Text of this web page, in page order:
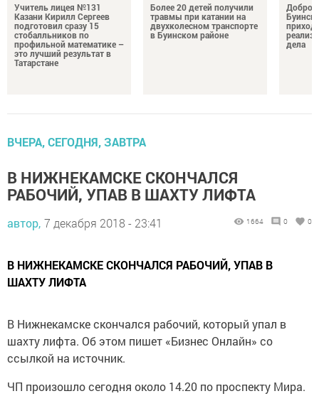
Учитель лицея №131
Казани Кирилл Сергеев
подготовил сразу 15
стобалльников по
профильной математике –
это лучший результат в
Татарстане
Более 20 детей получили
травмы при катании на
двухколесном транспорте
в Буинском районе
Добро
приход
дела
ВЧЕРА, СЕГОДНЯ, ЗАВТРА
В НИЖНЕКАМСКЕ СКОНЧАЛСЯ
РАБОЧИЙ, УПАВ В ШАХТУ ЛИФТА
автор, 7 декабря 2018 - 23:41 1664 0 0
В НИЖНЕКАМСКЕ СКОНЧАЛСЯ РАБОЧИЙ, УПАВ В
ШАХТУ ЛИФТА
В Нижнекамске скончался рабочий, который упал в
шахту лифта. Об этом пишет «Бизнес Онлайн» со
ссылкой на источник.
ЧП произошло сегодня около 14.20 по проспекту Мира.